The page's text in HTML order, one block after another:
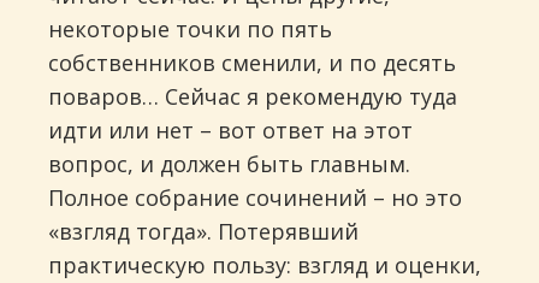
некоторые точки по пять
собственников сменили, и по десять
поваров… Сейчас я рекомендую туда
идти или нет – вот ответ на этот
вопрос, и должен быть главным.
Полное собрание сочинений – но это
«взгляд тогда». Потерявший
практическую пользу: взгляд и оценки,